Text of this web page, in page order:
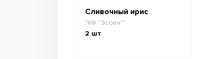
Сливочный ирис
"КФ "Эссен""
2 шт